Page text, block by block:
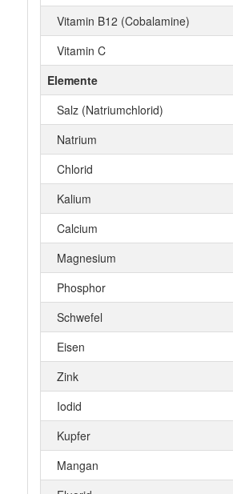
Vitamin B12 (Cobalamine)
Vitamin C
Elemente
Salz (Natriumchlorid)
Natrium
Chlorid
Kalium
Calcium
Magnesium
Phosphor
Schwefel
Eisen
Zink
Iodid
Kupfer
Mangan